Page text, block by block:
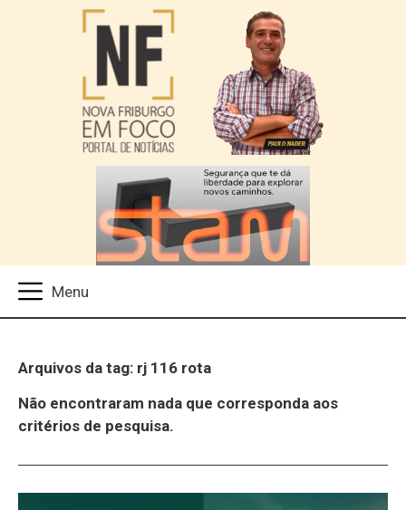
Arquivos da tag: rj 116 rota
Não encontraram nada que corresponda aos
critérios de pesquisa.